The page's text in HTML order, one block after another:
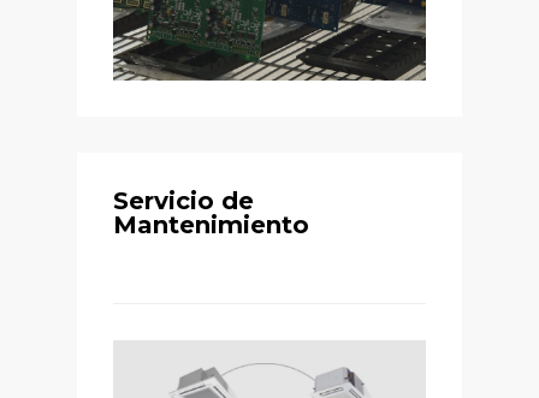
Servicio de
Mantenimiento